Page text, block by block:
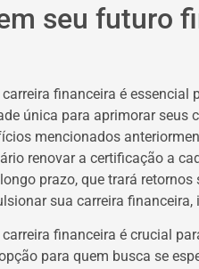
seu futuro
financeira é essencial
única para aprimorar seus
mencionados
renovar a certificação a
prazo, que trará
sua carreira
carreira financeira é crucial
para quem busca se